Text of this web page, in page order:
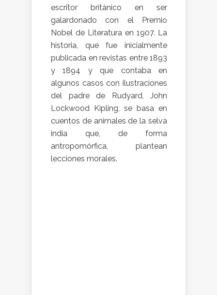
escritor británico en ser
galardonado con el Premio
Nobel de Literatura en 1907. La
historia, que fue inicialmente
publicada en revistas entre 1893
y 1894 y que contaba en
algunos casos con ilustraciones
del padre de Rudyard, John
Lockwood Kipling, se basa en
cuentos de animales de la selva
india que, de forma
antropomórfica, plantean
lecciones morales.